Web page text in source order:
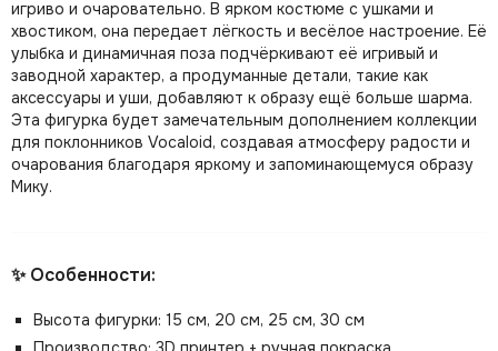
игриво и очаровательно. В ярком костюме с ушками и
хвостиком, она передает лёгкость и весёлое настроение. Её
улыбка и динамичная поза подчёркивают её игривый и
заводной характер, а продуманные детали, такие как
аксессуары и уши, добавляют к образу ещё больше шарма.
Эта фигурка будет замечательным дополнением коллекции
для поклонников Vocaloid, создавая атмосферу радости и
очарования благодаря яркому и запоминающемуся образу
Мику.
✨ Особенности:
Высота фигурки: 15 см, 20 см, 25 см, 30 см